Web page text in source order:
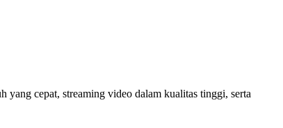
cepat, streaming video dalam kualitas tinggi, serta